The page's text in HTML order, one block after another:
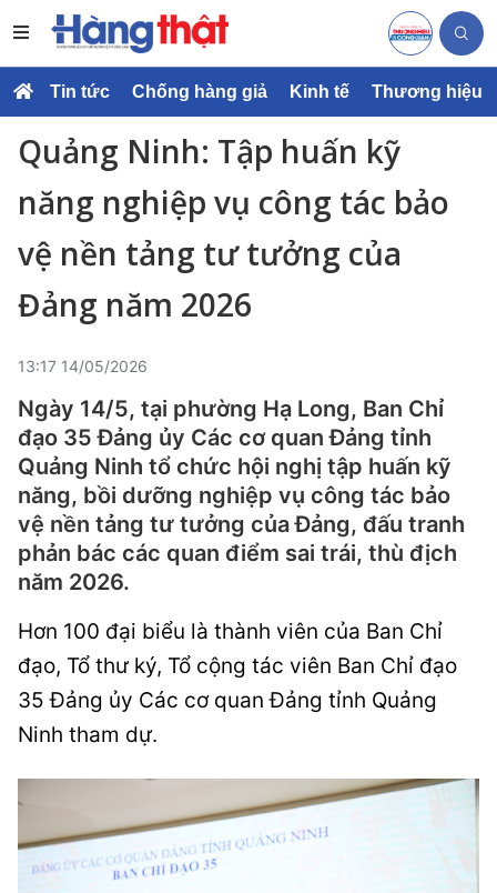
Tin tức Chống hàng giả Kinh tế Thương hiệu
Quảng Ninh: Tập huấn kỹ
năng nghiệp vụ công tác bảo
vệ nền tảng tư tưởng của
Đảng năm 2026
13:17 14/05/2026
Ngày 14/5, tại phường Hạ Long, Ban Chỉ
đạo 35 Đảng ủy Các cơ quan Đảng tỉnh
Quảng Ninh tổ chức hội nghị tập huấn kỹ
năng, bồi dưỡng nghiệp vụ công tác bảo
vệ nền tảng tư tưởng của Đảng, đấu tranh
phản bác các quan điểm sai trái, thù địch
năm 2026.
Hơn 100 đại biểu là thành viên của Ban Chỉ
đạo, Tổ thư ký, Tổ cộng tác viên Ban Chỉ đạo
35 Đảng ủy Các cơ quan Đảng tỉnh Quảng
Ninh tham dự.